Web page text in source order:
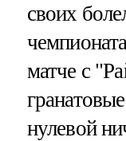
своих
матче с
нулевой